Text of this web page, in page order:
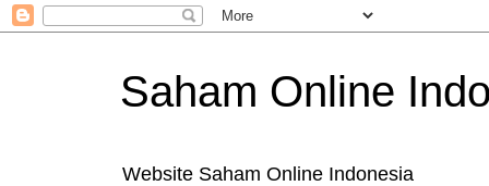
Saham Online
Website Saham Online Indonesia